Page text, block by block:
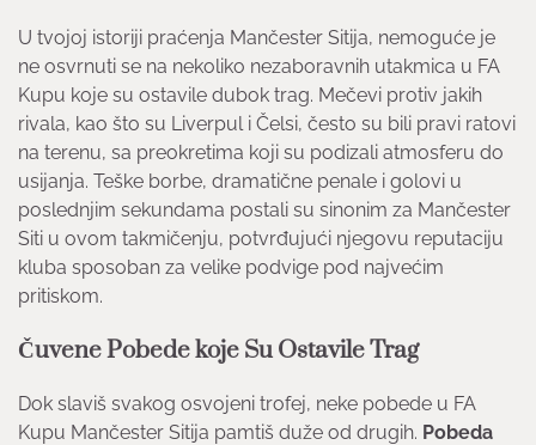
U tvojoj istoriji praćenja Mančester Sitija, nemoguće je
ne osvrnuti se na nekoliko nezaboravnih utakmica u FA
Kupu koje su ostavile dubok trag. Mečevi protiv jakih
rivala, kao što su Liverpul i Čelsi, često su bili pravi ratovi
na terenu, sa preokretima koji su podizali atmosferu do
usijanja. Teške borbe, dramatične penale i golovi u
poslednjim sekundama postali su sinonim za Mančester
Siti u ovom takmičenju, potvrđujući njegovu reputaciju
kluba sposoban za velike podvige pod najvećim
pritiskom.
Čuvene Pobede koje Su Ostavile Trag
Dok slaviš svakog osvojeni trofej, neke pobede u FA
Kupu Mančester Sitija pamtiš duže od drugih. Pobeda